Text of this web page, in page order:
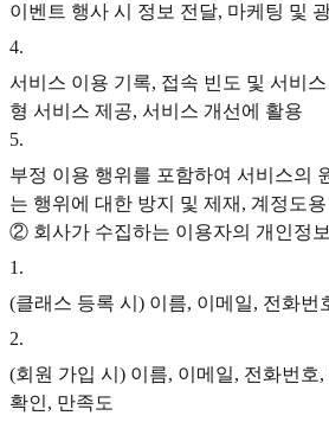
이벤트 행사 시 정보 전달, 마케팅 및
4.
서비스 이용 기록, 접속 빈도 및 서비
형 서비스 제공, 서비스 개선에 활용
5.
부정 이용 행위를 포함하여 서비스의
는 행위에 대한 방지 및 제재, 계정도용
② 회사가 수집하는 이용자의 개인정
1 .
(클래스 등록 시) 이름, 이메일, 전화번
2.
(회원 가입 시) 이름, 이메일, 전화번호
확인, 만족도